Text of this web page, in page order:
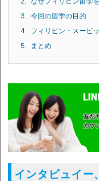
今回の留学の目的
フィリピン・スービ
まとめ
インタビュイー